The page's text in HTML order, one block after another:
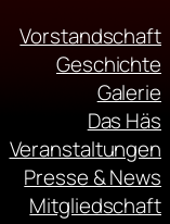
Vorstandschaft
Geschichte
Galerie
Das Häs
Veranstaltungen
Presse & News
Mitgliedschaft